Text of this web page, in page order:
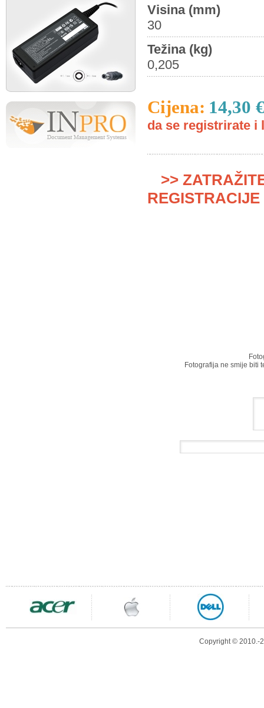
Visina (mm)
30
Težina (kg)
0,205
Cijena: 14,30
da se registrirate i
>>
Fotografija ne smije biti
Copyright © 2010.-